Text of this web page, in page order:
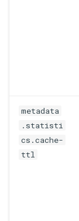
metadata
.statisti
cs.cache-
ttl